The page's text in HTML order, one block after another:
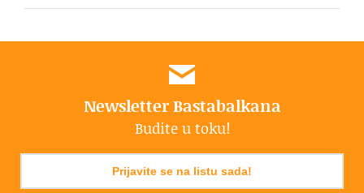
Newsletter Bastabalkana
Budite u toku!
Prijavite se na listu sada!